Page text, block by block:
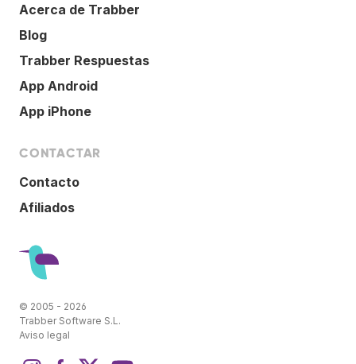
Acerca de Trabber
Blog
Trabber Respuestas
App Android
App iPhone
CONTACTAR
Contacto
Afiliados
© 2005 - 2026
Trabber Software S.L.
Aviso legal